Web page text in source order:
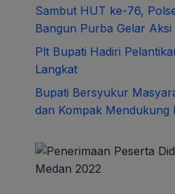
Sambut HUT ke-76,
Bangun Purba Gelar Aksi
Plt Bupati Hadiri
Langkat
Bupati Bersyukur
dan Kompak Mendukung